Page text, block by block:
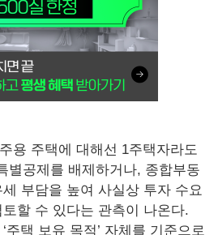
용 주택에 대해선 1주택자라도
별공제를 배제하거나, 종합부동
부담을 높여 사실상 투자 수요
할 수 있다는 관측이 나온다.
주택 보유 목적’ 자체를 기준으로